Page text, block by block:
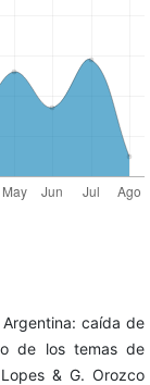
Argentina: caída de
de los temas de
& G. Orozco